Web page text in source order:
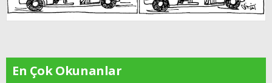
En Çok Okunanlar